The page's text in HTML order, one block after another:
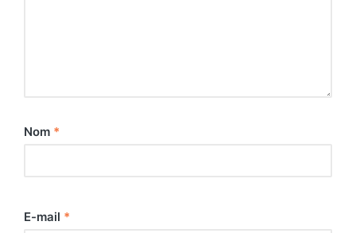
Nom *
E-mail *